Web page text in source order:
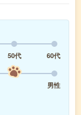
50代
60代
男性